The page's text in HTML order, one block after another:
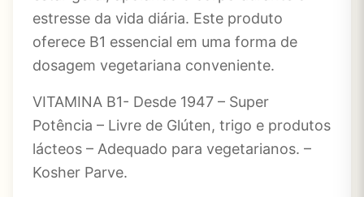
estresse da vida diária. Este produto
oferece B1 essencial em uma forma de
dosagem vegetariana conveniente.
VITAMINA B1- Desde 1947 – Super
Potência – Livre de Glúten, trigo e produtos
lácteos – Adequado para vegetarianos. –
Kosher Parve.